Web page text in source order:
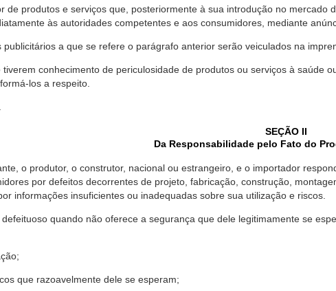
de produtos e serviços que, posteriormente à sua introdução no
às autoridades competentes e aos consumidores, mediante
publicitários a que se refere o parágrafo anterior serão veiculados na
tiverem conhecimento de periculosidade de produtos ou serviços à saúde
los a respeito.
SEÇÃO II
Da Responsabilidade pelo Fato do
o produtor, o construtor, nacional ou estrangeiro, e o importador
por defeitos decorrentes de projeto, fabricação, construção,
informações insuficientes ou inadequadas sobre sua utilização e riscos.
quando não oferece a segurança que dele legitimamente se
que razoavelmente dele se esperam;